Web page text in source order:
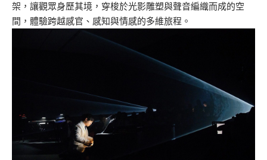
架，讓觀眾身歷其境，穿梭於光影雕塑與聲音編織而成的空
間，體驗跨越感官、感知與情感的多維旅程。